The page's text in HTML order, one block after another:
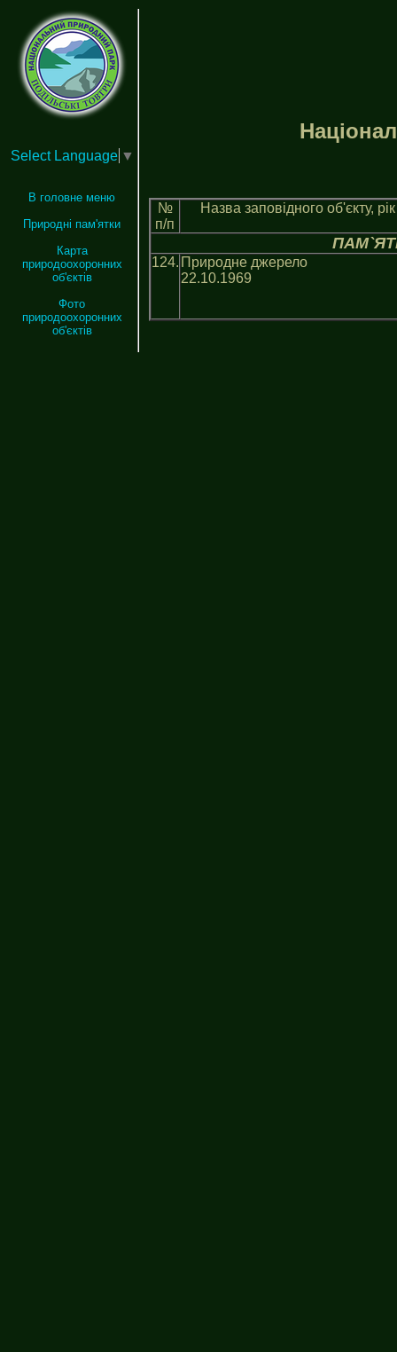
Select Language ▼
В головне меню
Природні пам'ятки
Карта
природоохоронних
об'єктів
Фото
природоохоронних
об'єктів
№
п/п
Назва заповiдного об'єкту,
124. Природне джерело
22.10.1969